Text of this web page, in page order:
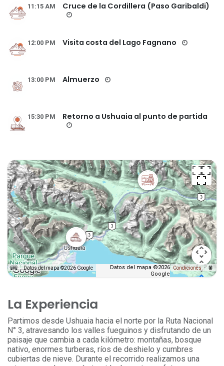
Datos del mapa ©2026 Google
Datos del mapa ©2026
Google
Condiciones
11:15 AM Cruce de la Cordillera (Paso Garibaldi)
12:00 PM Visita costa del Lago Fagnano
13:00 PM Almuerzo
15:30 PM Retorno a Ushuaia al punto de partida
La Experiencia
Partimos desde Ushuaia hacia el norte por la Ruta Nacional
N° 3, atravesando los valles fueguinos y disfrutando de un
paisaje que cambia a cada kilómetro: montañas, bosque
nativo, enormes turberas, ríos de deshielo y cumbres
cubiertas de nieve. Durante el recorrido realizamos una